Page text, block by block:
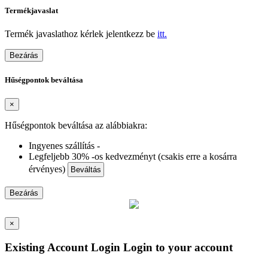
Termékjavaslat
Termék javaslathoz kérlek jelentkezz be itt.
Bezárás
Hűségpontok beváltása
×
Hűségpontok beváltása az alábbiakra:
Ingyenes szállítás -
Legfeljebb 30% -os kedvezményt (csakis erre a kosárra
érvényes)
Beváltás
Bezárás
×
Existing Account Login Login to your account